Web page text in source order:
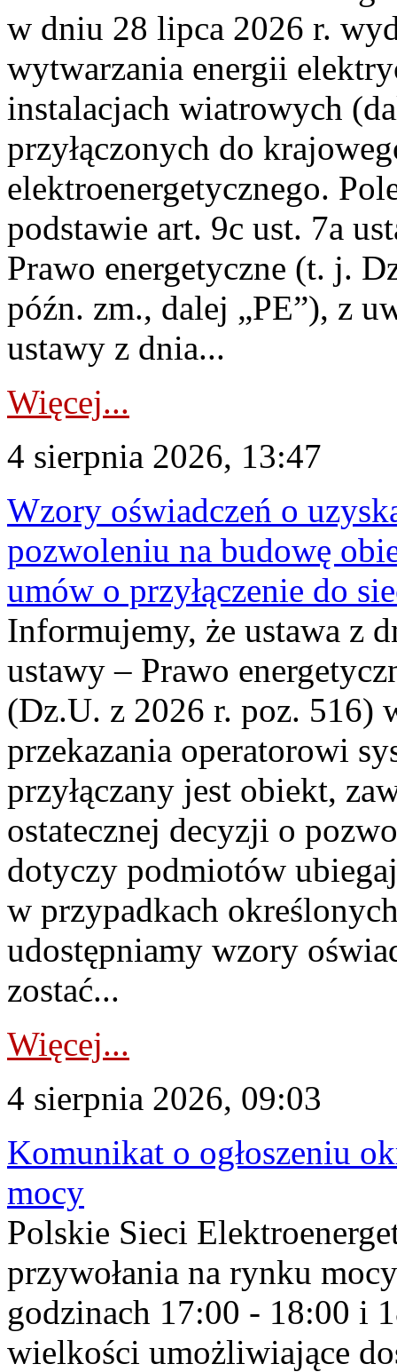
w dniu 28 lipca 2026 r.
wytwarzania energii
instalacjach wiatrowych
przyłączonych do
elektroenergetycznego.
podstawie art. 9c ust. 7a
Prawo energetyczne (t. j.
późn. zm., dalej „PE”), z
ustawy z dnia...
Więcej...
4 sierpnia 2026, 13:47
Wzory oświadczeń o
pozwoleniu na budowę
umów o przyłączenie do
Informujemy, że ustawa z
ustawy – Prawo
(Dz.U. z 2026 r. poz. 516)
przekazania operatorowi
przyłączany jest obiekt,
ostatecznej decyzji o
dotyczy podmiotów
w przypadkach
udostępniamy wzory
zostać...
Więcej...
4 sierpnia 2026, 09:03
Komunikat o ogłoszeniu
mocy
Polskie Sieci
przywołania na rynku
godzinach 17:00 - 18:00 i
wielkości umożliwiające